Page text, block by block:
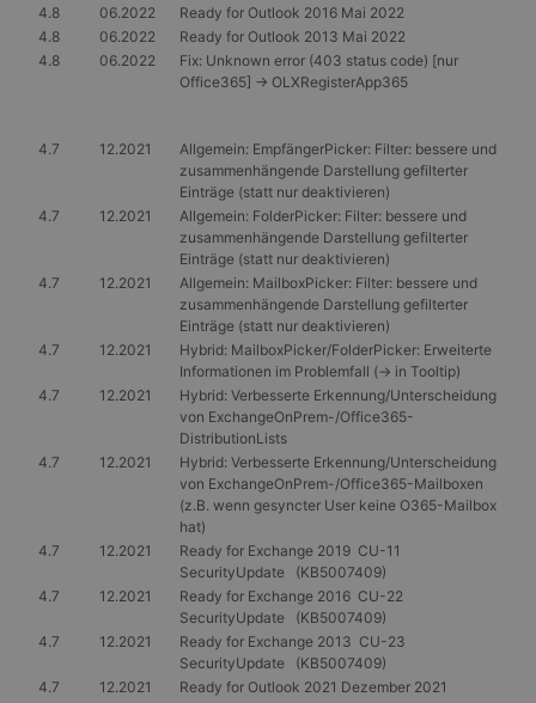
4.8
06.2022
Ready for Outlook 2016 Mai 2022
4.8
06.2022
Ready for Outlook 2013 Mai 2022
4.8
06.2022
Fix: Unknown error (403 status code) [nur
Office365] -> OLXRegisterApp365
4.7 12.2021
Allgemein: EmpfängerPicker: Filter: bessere und
zusammenhängende Darstellung gefilterter
Einträge (statt nur deaktivieren)
4.7
12.2021
Allgemein: FolderPicker: Filter: bessere und
zusammenhängende Darstellung gefilterter
Einträge (statt nur deaktivieren)
4.7
12.2021
Allgemein: MailboxPicker: Filter: bessere und
zusammenhängende Darstellung gefilterter
Einträge (statt nur deaktivieren)
4.7
12.2021
Hybrid: MailboxPicker/FolderPicker: Erweiterte
Informationen im Problemfall (-> in Tooltip)
4.7
12.2021
Hybrid: Verbesserte Erkennung/Unterscheidung
von ExchangeOnPrem-/Office365-
DistributionLists
4.7
12.2021
Hybrid: Verbesserte Erkennung/Unterscheidung
von ExchangeOnPrem-/Office365-Mailboxen
(z.B. wenn gesyncter User keine O365-Mailbox
hat)
4.7
12.2021
Ready for Exchange 2019 CU-11
SecurityUpdate (KB5007409)
4.7
12.2021
Ready for Exchange 2016 CU-22
SecurityUpdate (KB5007409)
4.7
12.2021
Ready for Exchange 2013 CU-23
SecurityUpdate (KB5007409)
4.7
12.2021
Ready for Outlook 2021 Dezember 2021